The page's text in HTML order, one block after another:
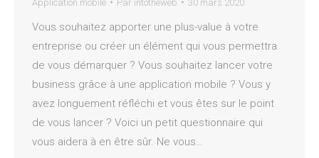
Application mobile Par intotheweb 30 mars 2020
Vous souhaitez apporter une plus-value à votre
entreprise ou créer un élément qui vous permettra
de vous démarquer ? Vous souhaitez lancer votre
business grâce à une application mobile ? Vous y
avez longuement réfléchi et vous êtes sur le point
de vous lancer ? Voici un petit questionnaire qui
vous aidera à en être sûr. Ne vous…